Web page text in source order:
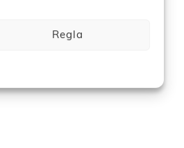
Regla